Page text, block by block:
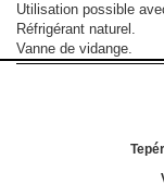
Utilisation possible
Réfrigérant naturel.
Vanne de vidange.